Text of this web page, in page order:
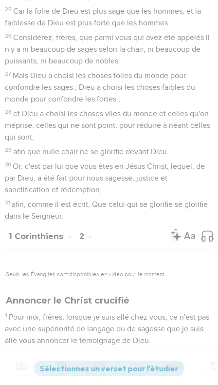
25 Car la folie de Dieu est plus sage que les hommes, et la
faiblesse de Dieu est plus forte que les hommes.
26 Considérez, frères, que parmi vous qui avez été appelés il
n'y a ni beaucoup de sages selon la chair, ni beaucoup de
puissants, ni beaucoup de nobles.
27 Mais Dieu a choisi les choses folles du monde pour
confondre les sages ; Dieu a choisi les choses faibles du
monde pour confondre les fortes ;
28 et Dieu a choisi les choses viles du monde et celles qu'on
méprise, celles qui ne sont point, pour réduire à néant celles
qui sont,
29 afin que nulle chair ne se glorifie devant Dieu.
30 Or, c'est par lui que vous êtes en Jésus Christ, lequel, de
par Dieu, a été fait pour nous sagesse, justice et
sanctification et rédemption,
31 afin, comme il est écrit, Que celui qui se glorifie se glorifie
dans le Seigneur.
1 Corinthiens 2
Seuls les Évangiles sont disponibles en vidéo pour le moment.
Annoncer le Christ crucifié
1 Pour moi, frères, lorsque je suis allé chez vous, ce n'est pas
avec une supériorité de langage ou de sagesse que je suis
allé vous annoncer le témoignage de Dieu.
chose que Jésus Christ, et Jésus Christ crucifié.
Versions Commentaires Strong